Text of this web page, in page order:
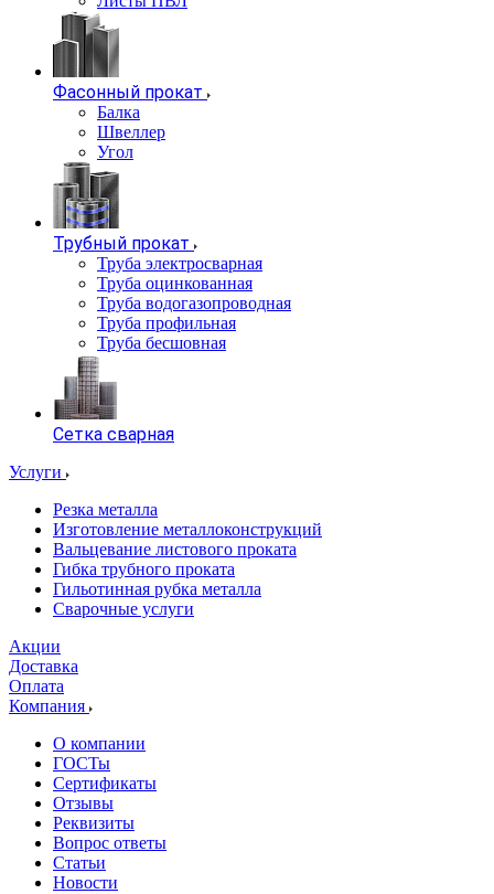
Фасонный прокат
Балка
Швеллер
Угол
Трубный прокат
Труба электросварная
Труба оцинкованная
Труба водогазопроводная
Труба профильная
Труба бесшовная
Сетка сварная
Услуги
Резка металла
Изготовление металлоконструкций
Вальцевание листового проката
Гибка трубного проката
Гильотинная рубка металла
Сварочные услуги
Акции
Доставка
Оплата
Компания
О компании
ГОСТы
Сертификаты
Отзывы
Реквизиты
Вопрос ответы
Статьи
Новости